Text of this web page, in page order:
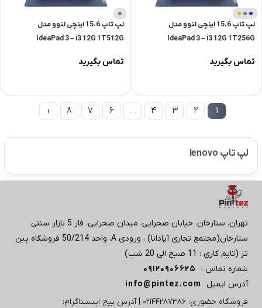
لپ تاپ 15.6 اینچی لنوو مدل
IdeaPad 3 – i3 12G 1T256G
تماس بگیرید
لپ تاپ 15.6 اینچی لنوو مدل
IdeaPad 3 – i3 12G 1T512G
تماس بگیرید
1
2
3
4
…
6
7
8
›
لپ تاپ lenovo
تهران، ستارخان، خیابان صحرایی، میدان صحرایی، فاز 5 بازار سنتی
ستارخان(مجتمع تجاری آپادانا) ، ورودی A، واحد 50/214 فروشگاه پبن
تز (تایم کاری : 11 صبح الی 20 شب)
شماره تماس :
09120906625
آدرس ایمیل
info@pintez.com
فروشگاه حضوری: 02144287386 | آدرس پیج اینستاگرام: